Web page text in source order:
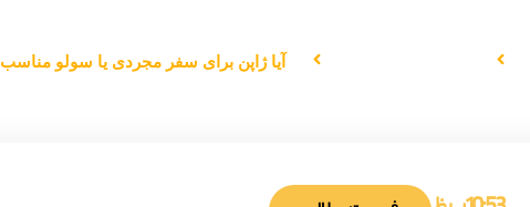
آیا ژاپن برای سفر مجردی یا سولو